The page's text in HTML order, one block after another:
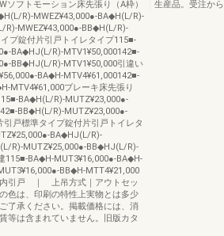
ソフトモーション床先張り（A枠）
R)-MWEZ¥43,000●-BA◆H(L/R)-
R)-MWEZ¥43,000●-BB◆H(L/R)-
プ錠付片引戸トイレタイプ115■-
BA◆HJ(L/R)-MTV1¥50,000142■-
BB◆HJ(L/R)-MTV1¥50,000引違い
BA◆H-MTV4¥61,000142■-
MTV4¥61,000ブレーキ床先張り
BA◆H(L/R)-MUTZ¥23,000●-
BB◆H(L/R)-MUTZ¥23,000●-
戸標準タイプ錠付片引戸トイレタ
BA◆HJ(L/R)-
R)-MUTZ¥25,000●-BB◆HJ(L/R)-
115■-BA◆H-MUT3¥16,000●-BA◆H-
BB◆H-MTT4¥21,000
内引戸 ｜ 上吊方式｜アウトセッ
色は、印刷の特性上実物とは多少
了承ください。掲載価格には、消
等は含まれていません。旧版カタ
生産品。受注か